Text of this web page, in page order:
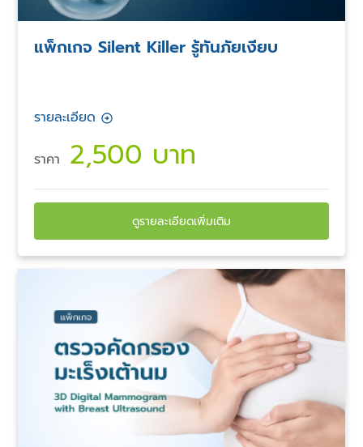
แพ็กเกจ Silent Killer รู้ทันภัยเงียบ
รายละเอียด
ราคา 2,500 บาท
ดูรายละเอียดเพิ่มเติม